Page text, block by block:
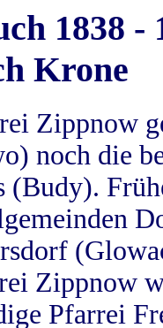
1838
Krone
Zippnow
noch die
(Budy).
Zippnow
Pfarrei